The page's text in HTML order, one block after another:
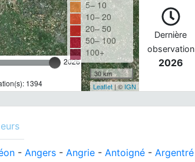
2026
1394
5– 10
10– 20
20– 50
50– 100
100+
30 km
Leaflet| © IGN
Dernière
observation
2026
- Angers - Angrie - Antoigné - Argentré